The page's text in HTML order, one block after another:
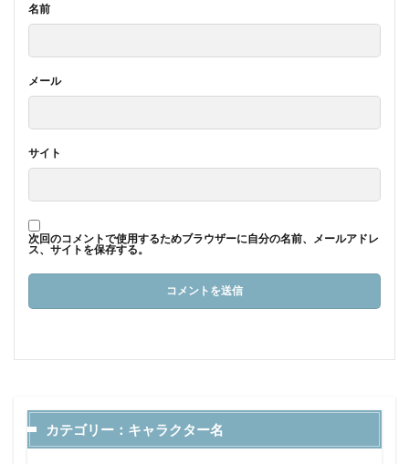
名前
メール
サイト
次回のコメントで使用するためブラウザーに自分の名前、メールアドレ
ス、サイトを保存する。
カテゴリー：キャラクター名